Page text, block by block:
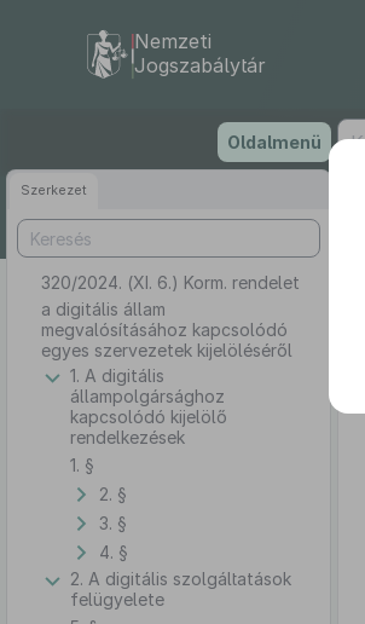
tartalomra
Nemzeti
Jogszabálytár
Oldalmenü
Szerkezet
320/2024. (XI. 6.) Korm. rendelet
a digitális állam
megvalósításához kapcsolódó
egyes szervezetek kijelöléséről
1. A digitális
állampolgársághoz
kapcsolódó kijelölő
rendelkezések
1. §
2. §
3. §
4. §
2. A digitális szolgáltatások
felügyelete